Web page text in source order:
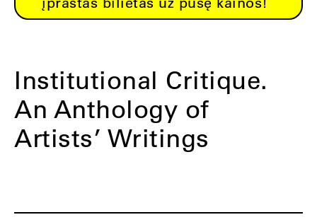
Institutional Critique.
An Anthology of
Artists’ Writings